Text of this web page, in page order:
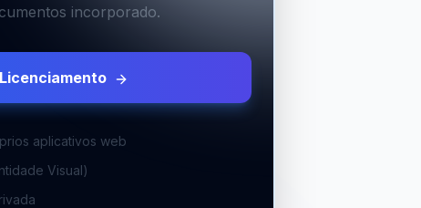
incorporado.
aplicativos web
Visual)